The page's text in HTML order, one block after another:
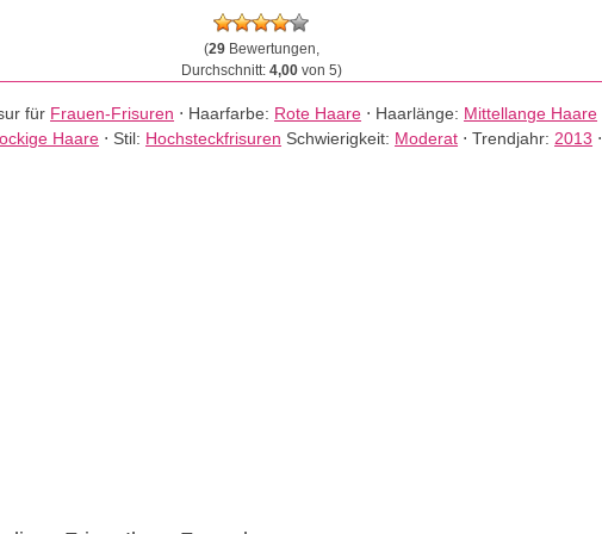
(29Bewertungen,
Durchschnitt: 4,00von 5)
für Frauen-Frisuren ⋅ Haarfarbe: Rote Haare ⋅ Haarlänge: Mittellange Haare
Haare ⋅ Stil: Hochsteckfrisuren Schwierigkeit: Moderat ⋅Trendjahr: 2013 ⋅